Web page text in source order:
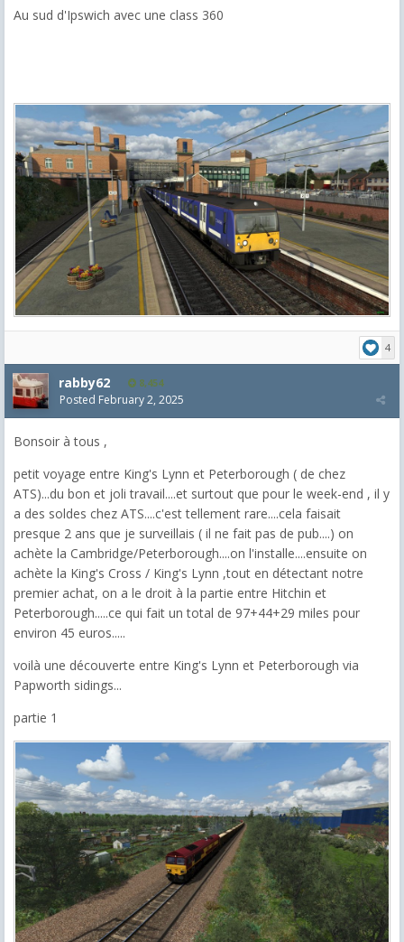
Au sud d'Ipswich avec une class 360
4
rabby62 8,454
Posted February 2, 2025
Bonsoir à tous ,
petit voyage entre King's Lynn et Peterborough ( de chez
ATS)...du bon et joli travail....et surtout que pour le week-end , il y
a des soldes chez ATS....c'est tellement rare....cela faisait
presque 2 ans que je surveillais ( il ne fait pas de pub....) on
achète la Cambridge/Peterborough....on l'installe....ensuite on
achète la King's Cross / King's Lynn ,tout en détectant notre
premier achat, on a le droit à la partie entre Hitchin et
Peterborough.....ce qui fait un total de 97+44+29 miles pour
environ 45 euros.....
voilà une découverte entre King's Lynn et Peterborough via
Papworth sidings...
partie 1